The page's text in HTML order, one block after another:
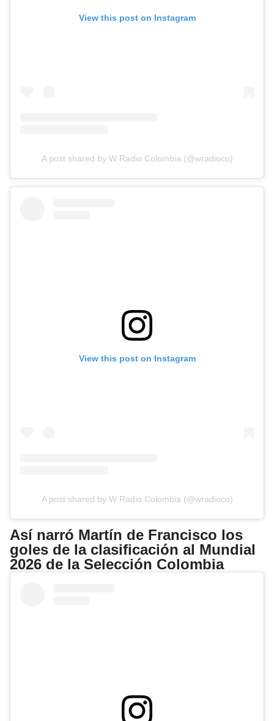
View this post on Instagram
A post shared by W Radio Colombia (@wradioco)
View this post on Instagram
A post shared by W Radio Colombia (@wradioco)
Así narró Martín de Francisco los
goles de la clasificación al Mundial
2026 de la Selección Colombia